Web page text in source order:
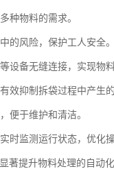
种物料的需求。
的风险，保护工人安全。
备无缝连接，实现物料
抑制拆袋过程中产生
便于维护和清洁。
监测运行状态，优化操
著提升物料处理的自动化